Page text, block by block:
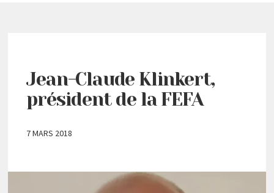
Jean-Claude Klinkert,
président de la FEFA
7 MARS 2018